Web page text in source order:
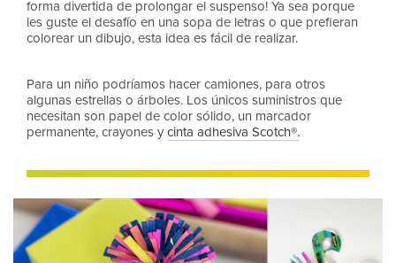
forma divertida de prolongar el suspenso! Ya sea porque
les guste el desafío en una sopa de letras o que prefieran
colorear un dibujo, esta idea es fácil de realizar.
Para un niño podríamos hacer camiones, para otros
algunas estrellas o árboles. Los únicos suministros que
necesitan son papel de color sólido, un marcador
permanente, crayones y cinta adhesiva Scotch®.